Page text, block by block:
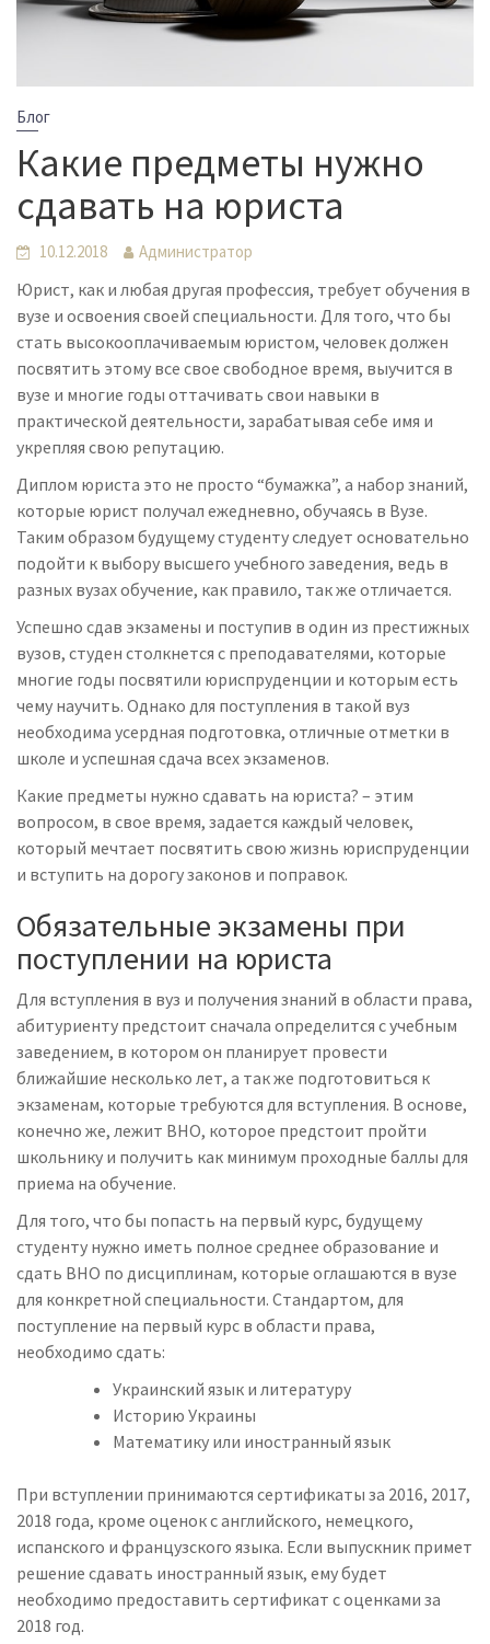
Блог
Какие предметы нужно
сдавать на юриста
10.12.2018 Администратор
Юрист, как и любая другая профессия, требует обучения в
вузе и освоения своей специальности. Для того, что бы
стать высокооплачиваемым юристом, человек должен
посвятить этому все свое свободное время, выучится в
вузе и многие годы оттачивать свои навыки в
практической деятельности, зарабатывая себе имя и
укрепляя свою репутацию.
Диплом юриста это не просто “бумажка”, а набор знаний,
которые юрист получал ежедневно, обучаясь в Вузе.
Таким образом будущему студенту следует основательно
подойти к выбору высшего учебного заведения, ведь в
разных вузах обучение, как правило, так же отличается.
Успешно сдав экзамены и поступив в один из престижных
вузов, студен столкнется с преподавателями, которые
многие годы посвятили юриспруденции и которым есть
чему научить. Однако для поступления в такой вуз
необходима усердная подготовка, отличные отметки в
школе и успешная сдача всех экзаменов.
Какие предметы нужно сдавать на юриста? – этим
вопросом, в свое время, задается каждый человек,
который мечтает посвятить свою жизнь юриспруденции
и вступить на дорогу законов и поправок.
Обязательные экзамены при
поступлении на юриста
Для вступления в вуз и получения знаний в области права,
абитуриенту предстоит сначала определится с учебным
заведением, в котором он планирует провести
ближайшие несколько лет, а так же подготовиться к
экзаменам, которые требуются для вступления. В основе,
конечно же, лежит ВНО, которое предстоит пройти
школьнику и получить как минимум проходные баллы для
приема на обучение.
Для того, что бы попасть на первый курс, будущему
студенту нужно иметь полное среднее образование и
сдать ВНО по дисциплинам, которые оглашаются в вузе
для конкретной специальности. Стандартом, для
поступление на первый курс в области права,
необходимо сдать:
Украинский язык и литературу
Историю Украины
Математику или иностранный язык
При вступлении принимаются сертификаты за 2016, 2017,
2018 года, кроме оценок с английского, немецкого,
испанского и французского языка. Если выпускник примет
решение сдавать иностранный язык, ему будет
необходимо предоставить сертификат с оценками за
2018 год.